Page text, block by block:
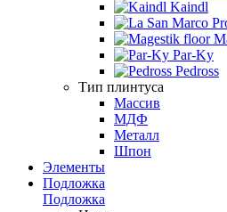
Kaindl
Par-Ky
Pedross
Тип плинтуса
Массив
МДФ
Металл
Шпон
Элементы
Подложка
Подложка